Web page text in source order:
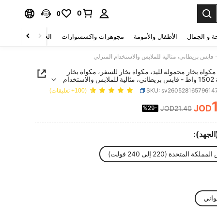
0
0
و الجمال الأطفال والأمومة مجوهرات واكسسوارات الحقائب والأمتعة
JMMO مكواة بخار محمولة لليد، مكواة بخار للسفر، مكواة بخار
للأقمشة 1502 واط - قابس بريطاني، مثالية للملابس والاستخدام
SKU: (100+ تعليقات)
PRICE AND JOD
JOD21.40
%29-
المتحدة (220 إلى 240 فولت)